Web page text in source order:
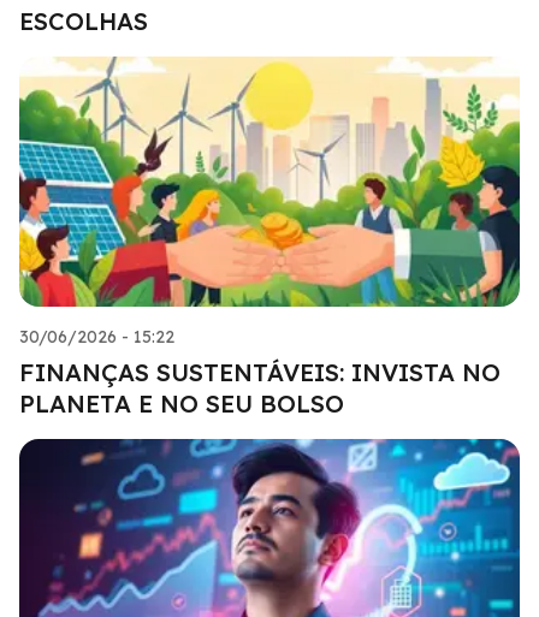
ESCOLHAS
30/06/2026 - 15:22
FINANÇAS SUSTENTÁVEIS: INVISTA NO
PLANETA E NO SEU BOLSO